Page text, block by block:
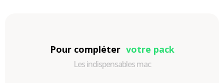
Pour compléter votre pack
Les indispensables mac